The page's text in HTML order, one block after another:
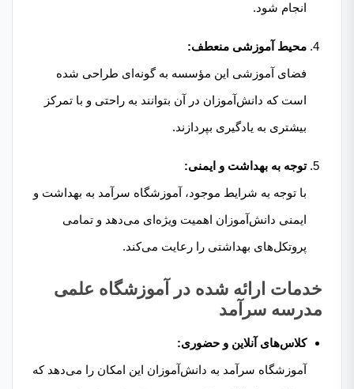
انجام شود.
محیط آموزشی منعطف:
فضای آموزشی این مؤسسه به گونه‌ای طراحی شده
است که دانش‌آموزان در آن بتوانند به راحتی و با تمرکز
بیشتری به یادگیری بپردازند.
توجه به بهداشت و ایمنی:
با توجه به شرایط موجود، آموزشگاه سرآمد به بهداشت و
ایمنی دانش‌آموزان اهمیت ویژه‌ای می‌دهد و تمامی
پروتکل‌های بهداشتی را رعایت می‌کند.
خدمات ارائه شده در آموزشگاه علمی
مدرسه سرآمد
کلاس‌های آنلاین و حضوری:
آموزشگاه سرآمد به دانش‌آموزان این امکان را می‌دهد که